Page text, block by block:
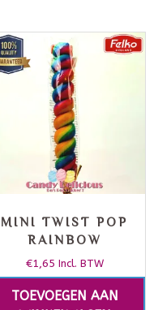
MINI TWIST POP
RAINBOW
€1,65 Incl. BTW
TOEVOEGEN AAN